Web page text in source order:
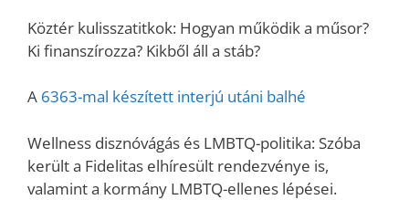
Köztér kulisszatitkok: Hogyan működik a műsor?
Ki finanszírozza? Kikből áll a stáb?
A 6363-mal készített interjú utáni balhé
Wellness disznóvágás és LMBTQ-politika: Szóba
került a Fidelitas elhíresült rendezvénye is,
valamint a kormány LMBTQ-ellenes lépései.